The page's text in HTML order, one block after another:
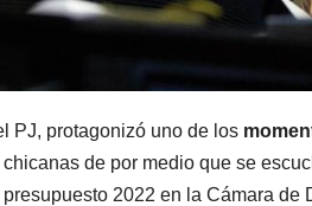
PJ, protagonizó uno de los
de por medio que se
2022 en la Cámara de